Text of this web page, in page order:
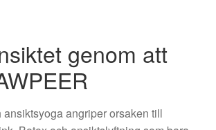
genom att
angriper orsaken till